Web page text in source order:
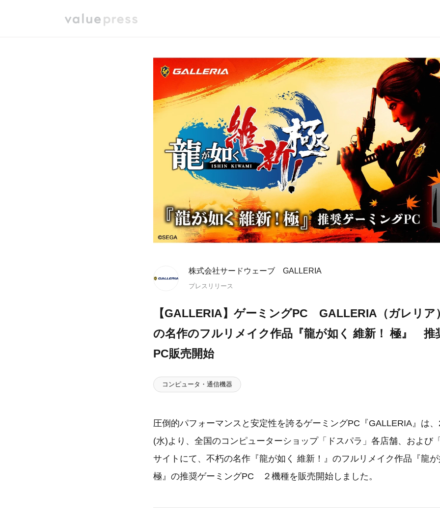
株式会社サードウェーブ GALLERIA
プレスリリース
【GALLERIA】ゲーミングPC GALLERIA（ガレリ
の名作のフルリメイク作品『龍が如く 維新！ 極』 推
PC販売開始
コンピュータ・通信機器
圧倒的パフォーマンスと安定性を誇るゲーミングPC『GALLERIA』は
(水)より、全国のコンピューターショップ「ドスパラ」各店舗、および
サイトにて、不朽の名作『龍が如く 維新！』のフルリメイク作品『龍
極』の推奨ゲーミングPC ２機種を販売開始しました。